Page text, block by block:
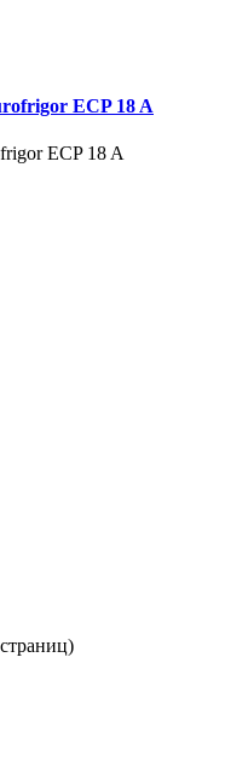
ECP 18 A
ECP 18 A